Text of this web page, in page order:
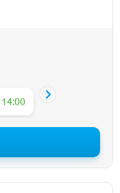
14:00 14:30